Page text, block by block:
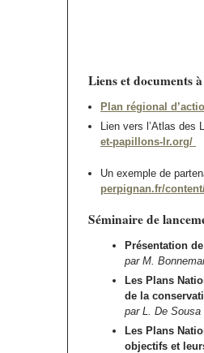
Liens et documents
Plan régional
Lien vers l’Atlas des
et-papillons-lr.org/
Un exemple de
perpignan.fr/
Séminaire de
Présentation
par M.
Les Plans
de la
par L. De Sousa
Les Plans
objectifs et